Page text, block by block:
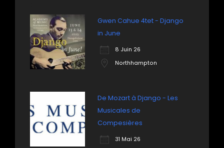
Gwen Cahue 4tet - Django
in June
8 Juin 26
Northhampton
De Mozart à Django - Les
Musicales de
Compesières
31 Mai 26